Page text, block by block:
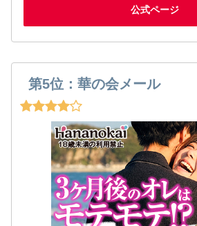
公式ページ
第5位：華の会メール